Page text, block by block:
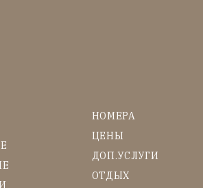
НОМЕРА
ЦЕНЫ
ДОП.УСЛУГИ
ОТДЫХ